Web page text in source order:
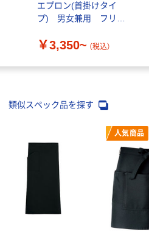
エプロン(首掛けタイ
プ) 男女兼用 フリー
MONTBLANC（モンブラ
￥3,350~ （税込）
類似スペック品を探す
人気商品